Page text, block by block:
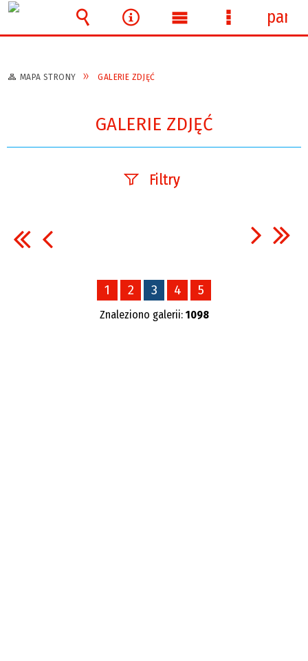
MAPA STRONY GALERIE ZDJĘĆ
GALERIE ZDJĘĆ
Filtry
Publikacja od
1 2 3 4 5
Znaleziono galerii: 1098
Wyszukiwarka
NarzędziaMenu Menu
panel